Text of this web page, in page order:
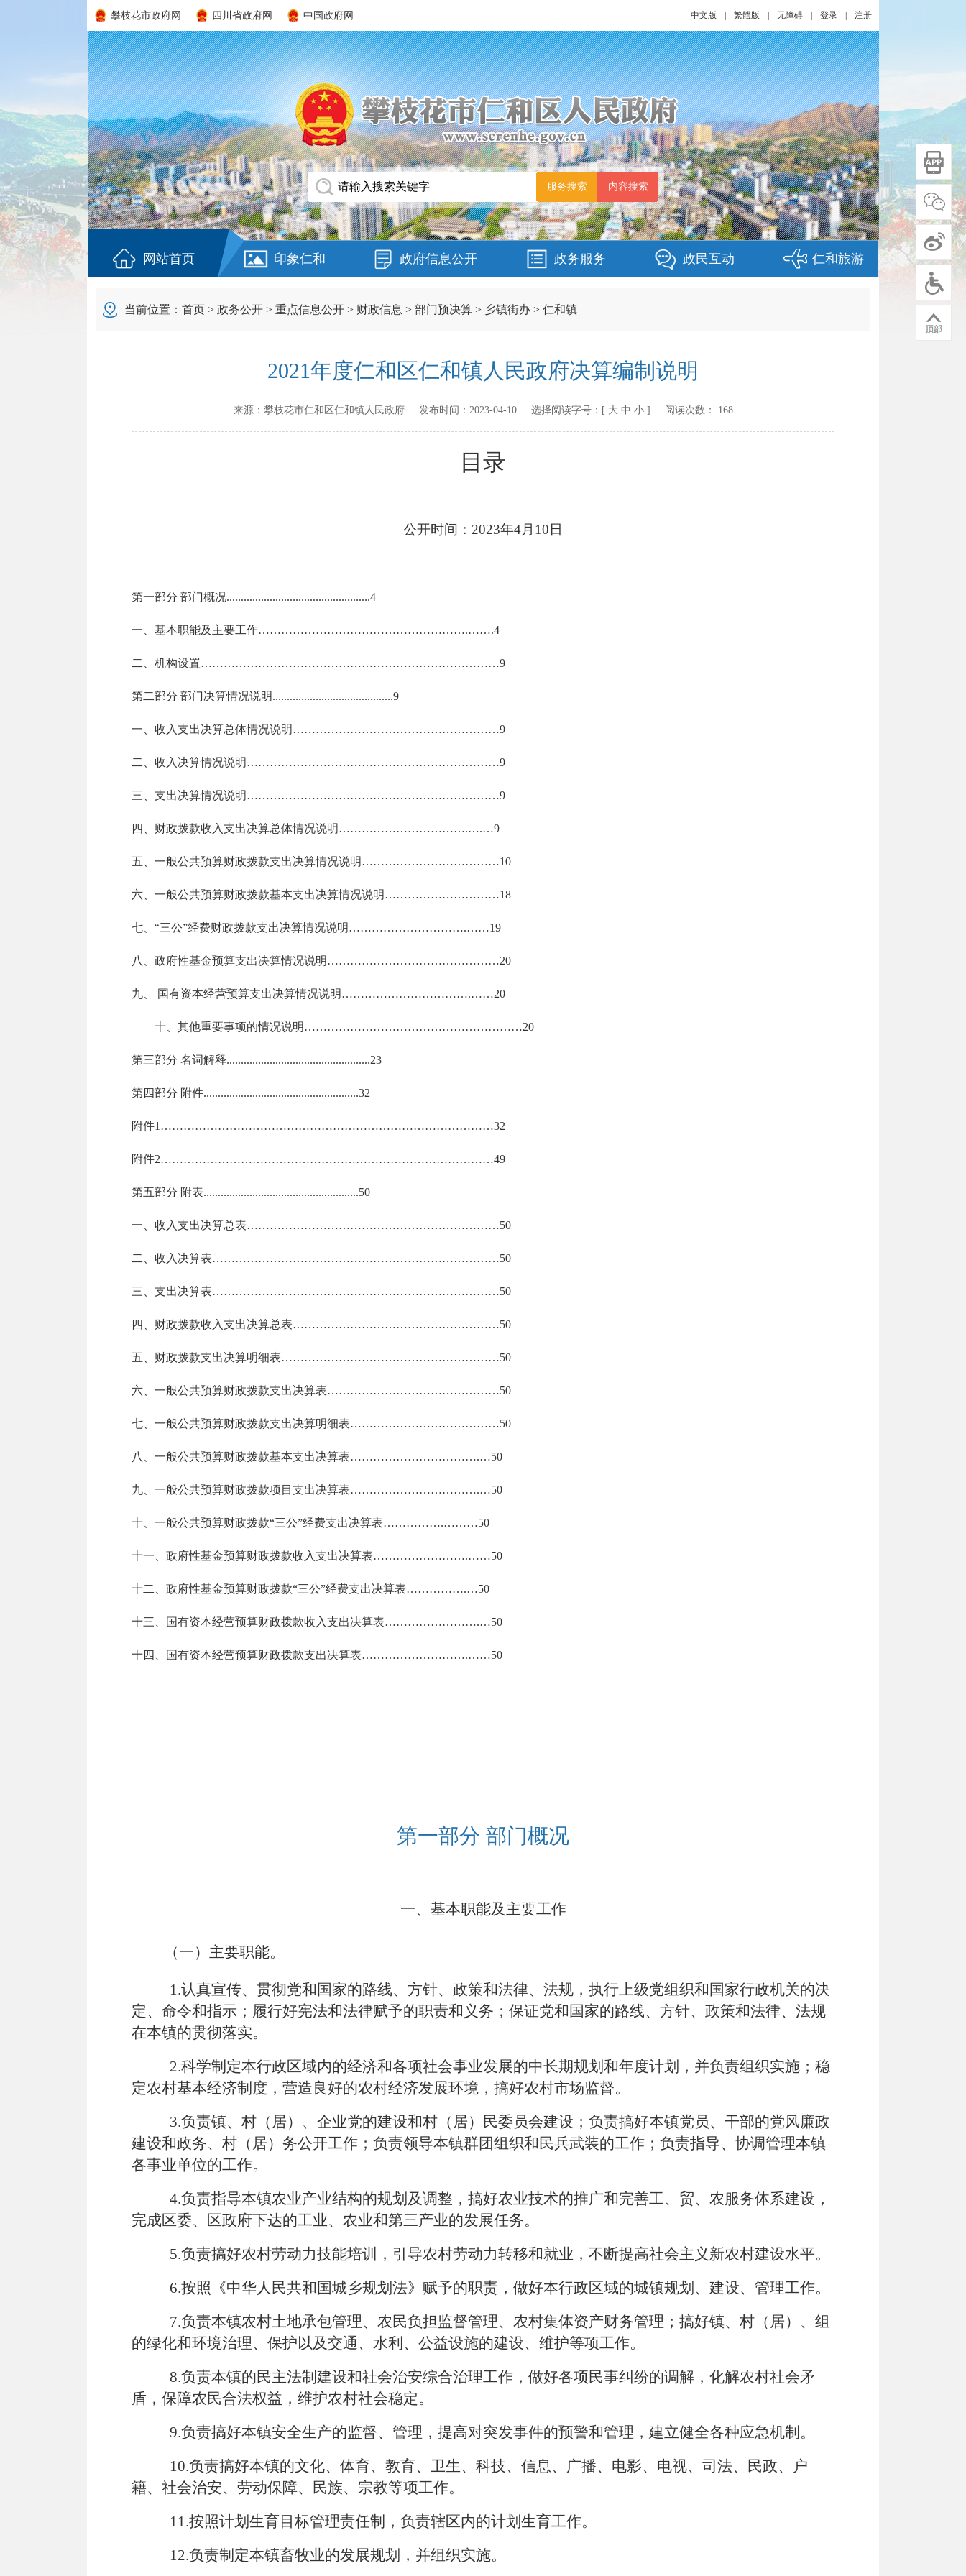
攀枝花市政府网 四川省政府网 中国政府网 中文版 繁體版 无障碍 登录 注册
网站首页 印象仁和 政府信息公开 政务服务 政民互动 仁和旅游
当前位置： 首页 > 政务公开 > 重点信息公开 > 财政信息 > 部门预决算 > 乡镇街办 > 仁和镇
2021年度仁和区仁和镇人民政府决算编制说明
来源： 攀枝花市仁和区仁和镇人民政府发布时间： 2023-04-10选择阅读字号：[ 大 中 小] 阅读次数： 168
目录
公开时间： 2023年4月 10 日
第一部分 部门概况..................................................4
一、基本职能及主要工作……………………………………………….…….4
二、机构设置……………………………………………………………………9
第二部分 部门决算情况说明..........................................9
一、收入支出决算总体情况说明………………………………………………9
二、收入决算情况说明…………………………………………………………9
三、支出决算情况说明…………………………………………………………9
四、财政拨款收入支出决算总体情况说明…………………………….….…9
五、一般公共预算财政拨款支出决算情况说明………………………………10
六、一般公共预算财政拨款基本支出决算情况说明…………………………18
七、 “三公”经费财政拨款支出决算情况说明………………………….……19
八、政府性基金预算支出决算情况说明………………………………………20
九、 国有资本经营预算支出决算情况说明…………………………….……20
十、 其他重要事项的情况说明…………………………………………………20
第三部分 名词解释..................................................23
第四部分 附件......................................................32
附件1……………………………………………………………………………32
附件2……………………………………………………………………………49
第五部分 附表......................................................50
一、收入支出决算总表…………………………………………………………50
二、收入决算表…………………………………………………………………50
三、支出决算表…………………………………………………………………50
四、财政拨款收入支出决算总表………………………………………………50
五、财政拨款支出决算明细表…………………………………………………50
六、一般公共预算财政拨款支出决算表………………………………………50
七、一般公共预算财政拨款支出决算明细表…………………………………50
八、一般公共预算财政拨款基本支出决算表…………………………….…50
九、一般公共预算财政拨款项目支出决算表…………………………….…50
十、一般公共预算财政拨款“三公”经费支出决算表…………….………50
十一、政府性基金预算财政拨款收入支出决算表…………………….……50
十二、政府性基金预算财政拨款“三公”经费支出决算表…………….…50
十三、国有资本经营预算财政拨款收入支出决算表…………………….…50
十四、国有资本经营预算财政拨款支出决算表……………………….……50
第一部分 部门概况
一、基本职能及主要工作
（一）主要职能。
1.认真宣传、贯彻党和国家的路线、方针、政策和法律、法规，执行上级党组织和国家行政机关的决
定、命令和指示；履行好宪法和法律赋予的职责和义务；保证党和国家的路线、方针、政策和法律、法规
在本镇的贯彻落实。
2.科学制定本行政区域内的经济和各项社会事业发展的中长期规划和年度计划，并负责组织实施；稳
定农村基本经济制度，营造良好的农村经济发展环境，搞好农村市场监督。
3.负责镇、村（居）、企业党的建设和村（居）民委员会建设；负责搞好本镇党员、干部的党风廉政
建设和政务、村（居）务公开工作；负责领导本镇群团组织和民兵武装的工作；负责指导、协调管理本镇
各事业单位的工作。
4.负责指导本镇农业产业结构的规划及调整，搞好农业技术的推广和完善工、贸、农服务体系建设，
完成区委、区政府下达的工业、农业和第三产业的发展任务。
5.负责搞好农村劳动力技能培训，引导农村劳动力转移和就业，不断提高社会主义新农村建设水平。
6.按照《中华人民共和国城乡规划法》赋予的职责，做好本行政区域的城镇规划、建设、管理工作。
7.负责本镇农村土地承包管理、农民负担监督管理、农村集体资产财务管理；搞好镇、村（居）、组
的绿化和环境治理、保护以及交通、水利、公益设施的建设、维护等项工作。
8.负责本镇的民主法制建设和社会治安综合治理工作，做好各项民事纠纷的调解，化解农村社会矛
盾，保障农民合法权益，维护农村社会稳定。
9.负责搞好本镇安全生产的监督、管理，提高对突发事件的预警和管理，建立健全各种应急机制。
10.负责搞好本镇的文化、体育、教育、卫生、科技、信息、广播、电影、电视、司法、民政、户
籍、社会治安、劳动保障、民族、宗教等项工作。
11.按照计划生育目标管理责任制，负责辖区内的计划生育工作。
12.负责制定本镇畜牧业的发展规划，并组织实施。